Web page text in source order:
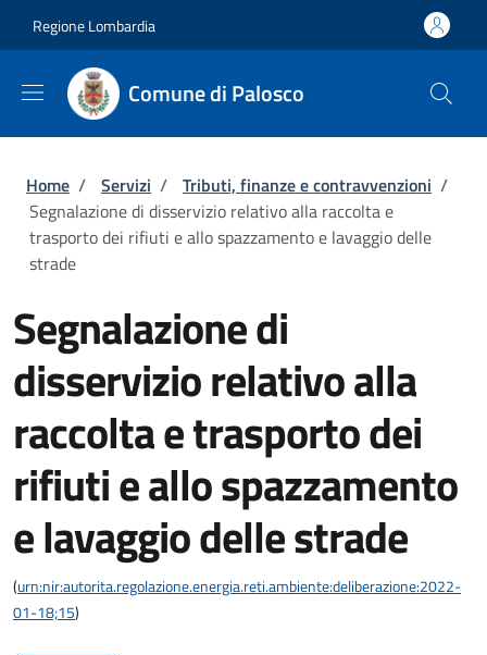
Regione Lombardia
Comune di Palosco
Briciole di pane
Home / Servizi / Tributi, finanze e contravvenzioni /
Segnalazione di disservizio relativo alla raccolta e
trasporto dei rifiuti e allo spazzamento e lavaggio delle
strade
Segnalazione di
disservizio relativo alla
raccolta e trasporto dei
rifiuti e allo spazzamento
e lavaggio delle strade
(urn:nir:autorita.regolazione.energia.reti.ambiente:deliberazione:2022-
01-18;15)